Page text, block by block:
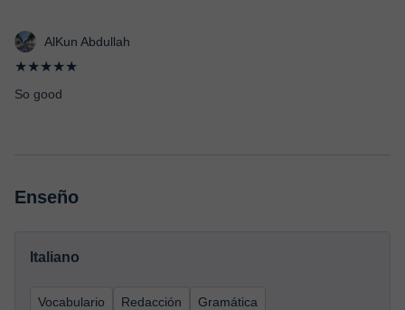
AlKun Abdullah
★★★★★
So good
Enseño
Italiano
Vocabulario Redacción Gramática